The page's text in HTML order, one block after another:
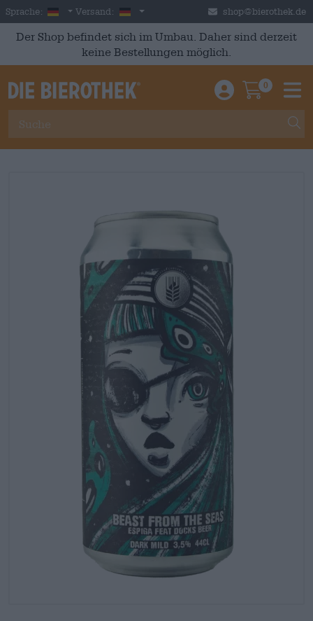
Skip to main content
Sprache: German
Versand: Deutschland shop@bierothek.de
Der Shop befindet sich im Umbau. Daher sind derzeit
keine Bestellungen möglich.
Einloggen /
0